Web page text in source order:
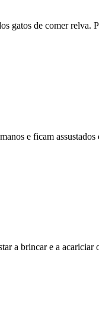
gatos de comer relva.
e ficam
a brincar e a acariciar